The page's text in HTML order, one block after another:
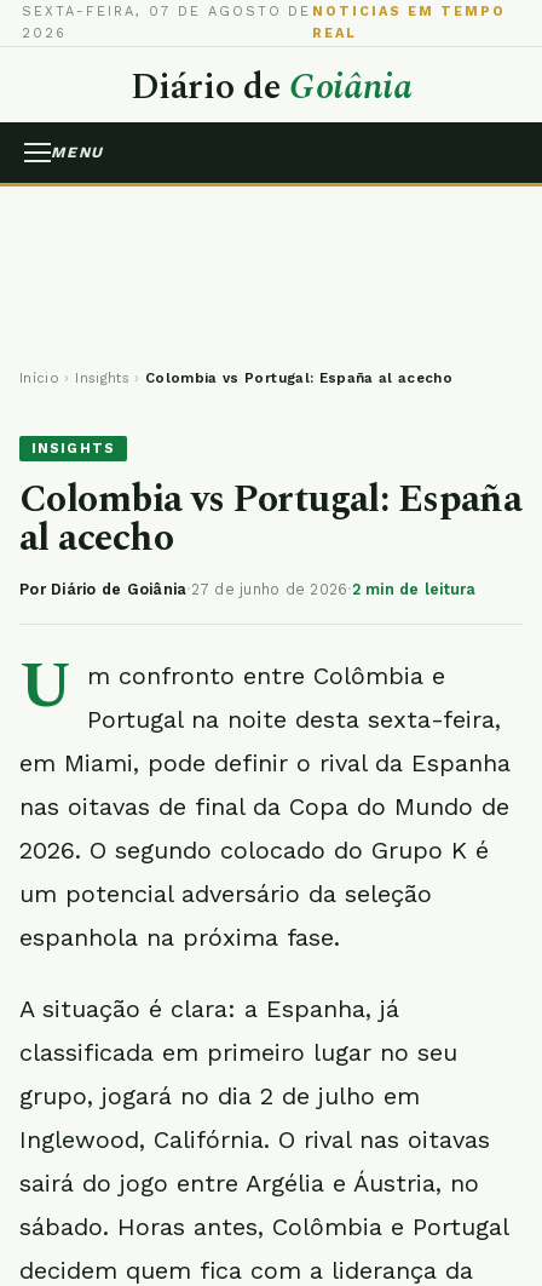
SEXTA-FEIRA, 07 DE AGOSTO DE
2026
NOTICIAS EM TEMPO
REAL
Diário deGoiânia
MENU
Início › Insights › Colombia vs Portugal: España al acecho
INSIGHTS
Colombia vs Portugal: España
al acecho
Por Diário de Goiânia·27 de junho de 2026·2 min de leitura
U
m confronto entre Colômbia e
Portugal na noite desta sexta-feira,
em Miami, pode definir o rival da Espanha
nas oitavas de final da Copa do Mundo de
2026. O segundo colocado do Grupo K é
um potencial adversário da seleção
espanhola na próxima fase.
A situação é clara: a Espanha, já
classificada em primeiro lugar no seu
grupo, jogará no dia 2 de julho em
Inglewood, Califórnia. O rival nas oitavas
sairá do jogo entre Argélia e Áustria, no
sábado. Horas antes, Colômbia e Portugal
decidem quem fica com a liderança da